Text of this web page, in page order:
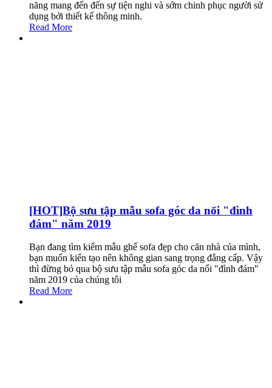
năng mang đến đến sự tiện nghi và sớm chinh phục người sử
dụng bởi thiết kế thông minh.
Read More
[HOT]Bộ sưu tập mẫu sofa góc da nổi "đình
đám" năm 2019
Bạn đang tìm kiếm mẫu ghế sofa đẹp cho căn nhà của mình,
bạn muốn kiến tạo nên không gian sang trọng đẳng cấp. Vậy
thì đừng bỏ qua bộ sưu tập mẫu sofa góc da nổi "đình đám"
năm 2019 của chúng tôi
Read More